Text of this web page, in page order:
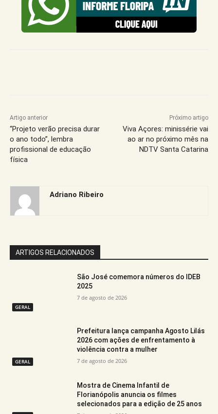
Artigo anterior
“Projeto verão precisa durar
o ano todo”, lembra
profissional de educação
física
Próximo artigo
Viva Açores: minissérie vai
ao ar no próximo mês na
NDTV Santa Catarina
Adriano Ribeiro
ARTIGOS RELACIONADOS
GERAL
São José comemora números do IDEB
2025
7 de agosto de 2026
GERAL
Prefeitura lança campanha Agosto Lilás
2026 com ações de enfrentamento à
violência contra a mulher
7 de agosto de 2026
Mostra de Cinema Infantil de
Florianópolis anuncia os filmes
selecionados para a edição de 25 anos